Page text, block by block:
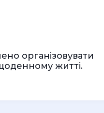
організовувати
житті.